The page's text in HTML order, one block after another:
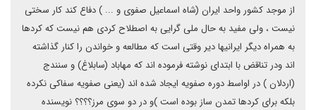
از موجد کشور واحد ایران (شاه اسماعیل صفوی و ... ) دفاع کند کار سختی
نیست ، ولی مفید به حال ملی گرایی به اصطلاح کردی هم نیست که کردها
به همراه دیگر ایرانیها دیر وقتی است که مطالعه و خواندن را کنار گذاشته
اند ودر تناقض با ابتدای نوشته فرموده اند که مهاباد (سابلاغ) و سنندج
(اردلان ) در اواسط دوره صفویه ایجاد شده اند (یعنی صفویه سفاکی نکرده
بلکه برای کردها تمدن ساز بوده است )و در دو سوی مرز؟؟؟؟ نویسنده